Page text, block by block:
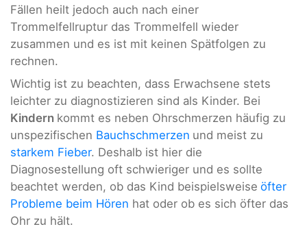
Fällen heilt jedoch auch nach einer
Trommelfellruptur das Trommelfell wieder
zusammen und es ist mit keinen Spätfolgen zu
rechnen.
Wichtig ist zu beachten, dass Erwachsene stets
leichter zu diagnostizieren sind als Kinder. Bei
Kindern kommt es neben Ohrschmerzen häufig zu
unspezifischen Bauchschmerzen und meist zu
starkem Fieber. Deshalb ist hier die
Diagnosestellung oft schwieriger und es sollte
beachtet werden, ob das Kind beispielsweise öfter
Probleme beim Hören hat oder ob es sich öfter das
Ohr zu hält.